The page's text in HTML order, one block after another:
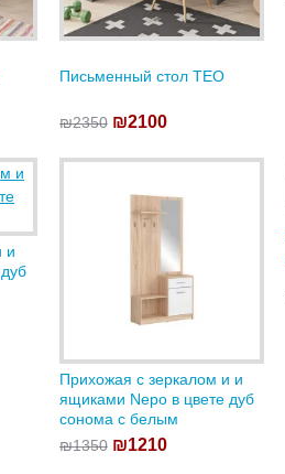
Письменный стол TEO
₪2350 ₪2100
и
Прихожая с зеркалом и и
ящиками Nepo в цвете дуб
сонома с белым
₪1350 ₪1210